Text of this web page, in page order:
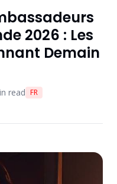
2026 : Les
Demain
read FR